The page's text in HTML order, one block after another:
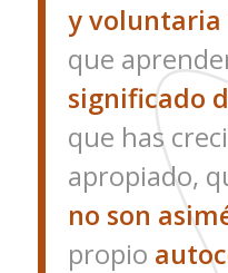
y voluntaria
que
significado
que has
apropiado,
no son
propio